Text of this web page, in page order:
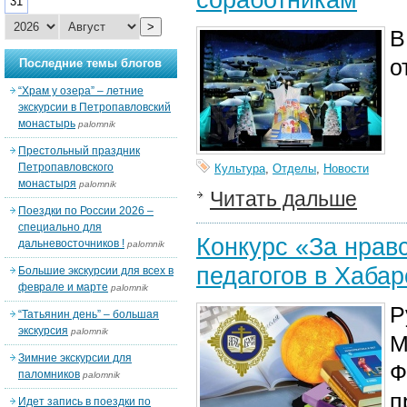
Культура, Отделы, Новости
Читать дальше
Конкурс «За
педагогов в
>
Последние темы блогов
“Храм у озера” – летние
экскурсии в Петропавловский
монастырь palomnik
Престольный праздник
Петропавловского
монастыря palomnik
Поездки по России 2026 –
специально для
дальневосточников ! palomnik
Большие экскурсии для всех в
феврале и марте palomnik
“Татьянин день” – большая
экскурсия palomnik
Зимние экскурсии для
паломников palomnik
Идет запись в поездки по